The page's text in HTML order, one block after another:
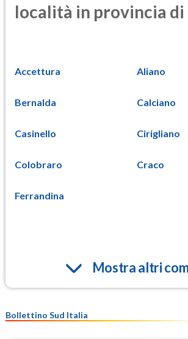
località in provincia
Accettura Aliano
Bernalda Calciano
Casinello Cirigliano
Colobraro Craco
Ferrandina
Mostra altri
Bollettino Sud Italia